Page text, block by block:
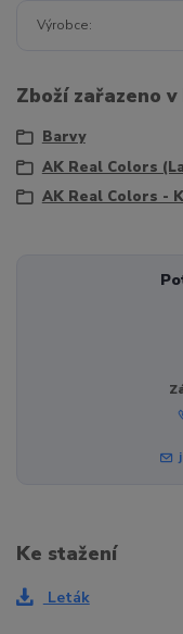
Výrobce
Zboží zařazeno
Barvy
AK Real Colors
AK Real Colors -
Ke stažení
Leták